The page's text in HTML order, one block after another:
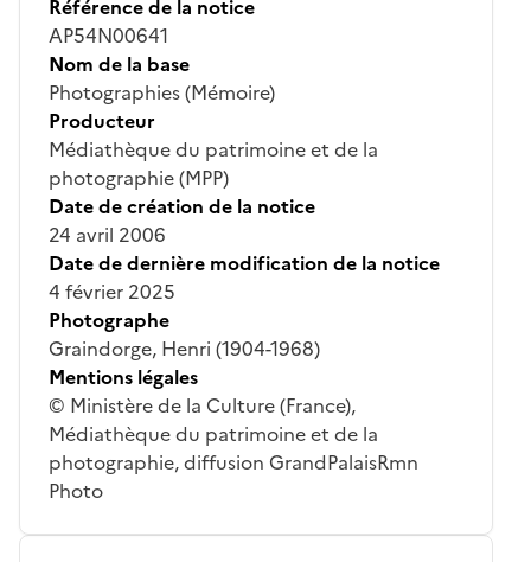
Référence de la notice
AP54N00641
Nom de la base
Photographies (Mémoire)
Producteur
Médiathèque du patrimoine et de la
photographie (MPP)
Date de création de la notice
24 avril 2006
Date de dernière modification de la notice
4 février 2025
Photographe
Graindorge, Henri (1904-1968)
Mentions légales
© Ministère de la Culture (France),
Médiathèque du patrimoine et de la
photographie, diffusion GrandPalaisRmn
Photo